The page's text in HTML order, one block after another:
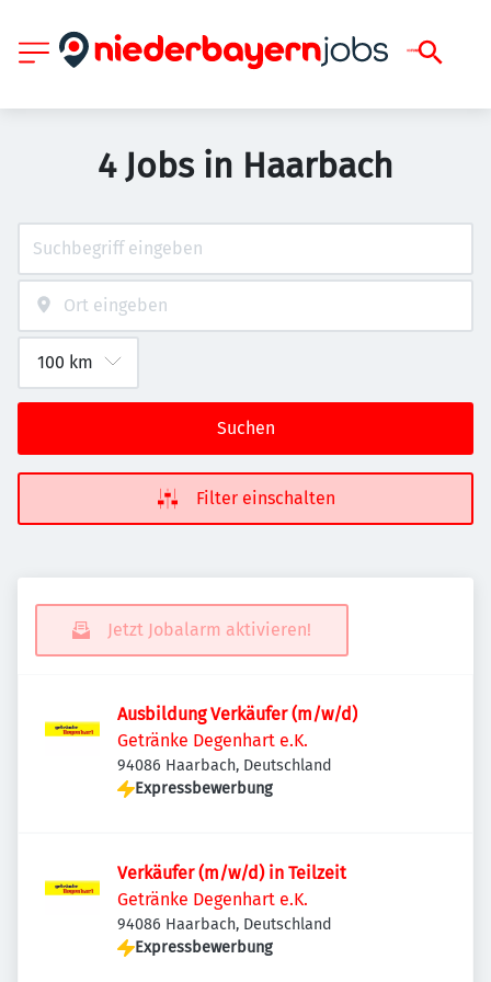
4 Jobs in Haarbach
Suchen
Filter einschalten
Jetzt Jobalarm aktivieren!
Ausbildung Verkäufer (m/w/d)
Getränke Degenhart e.K.
94086 Haarbach, Deutschland
Expressbewerbung
Verkäufer (m/w/d) in Teilzeit
Getränke Degenhart e.K.
94086 Haarbach, Deutschland
Expressbewerbung